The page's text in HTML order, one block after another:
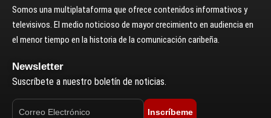
Somos una multiplataforma que ofrece contenidos informativos y
televisivos. El medio noticioso de mayor crecimiento en audiencia en
el menor tiempo en la historia de la comunicación caribeña.
Newsletter
Suscríbete a nuestro boletín de noticias.
Inscríbeme